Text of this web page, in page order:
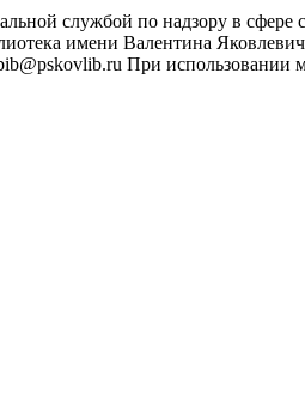
службой по надзору в
имени Валентина
При использовании